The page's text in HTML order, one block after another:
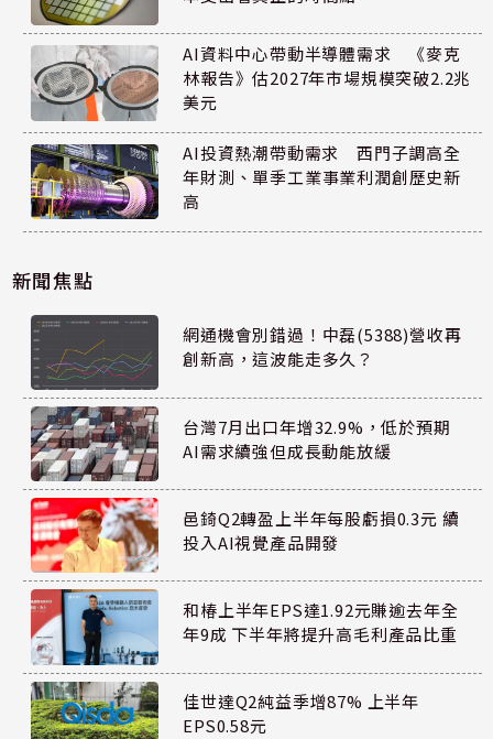
AI資料中心帶動半導體需求 《麥克
林報告》估2027年市場規模突破2.2兆
美元
AI投資熱潮帶動需求 西門子調高全
年財測、單季工業事業利潤創歷史新
高
新聞焦點
網通機會別錯過！中磊(5388)營收再
創新高，這波能走多久？
台灣7月出口年增32.9%，低於預期
AI需求續強但成長動能放緩
邑錡Q2轉盈上半年每股虧損0.3元 續
投入AI視覺產品開發
和椿上半年EPS達1.92元賺逾去年全
年9成 下半年將提升高毛利產品比重
佳世達Q2純益季增87% 上半年
EPS0.58元